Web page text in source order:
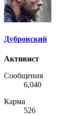
Дубровский
Активист
Сообщения
6,040
Карма
526